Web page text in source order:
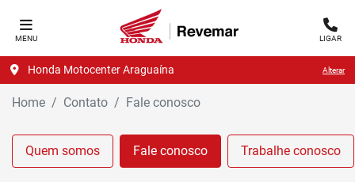
MENU LIGAR
Honda Motocenter Araguaína Alterar
Home Contato Fale conosco
Quem somos Fale conosco Trabalhe conosco